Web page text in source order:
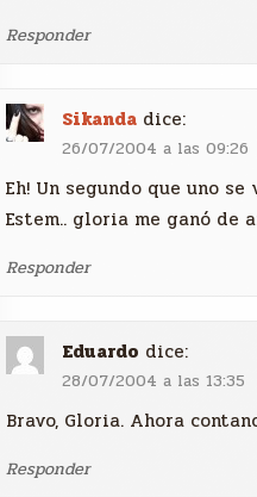
Responder
Sikanda dice:
26/07/2004 a las 09:26
Eh! Un segundo que uno
Estem.. gloria me ganó de
Responder
Eduardo dice:
28/07/2004 a las 13:35
Bravo, Gloria. Ahora
Responder